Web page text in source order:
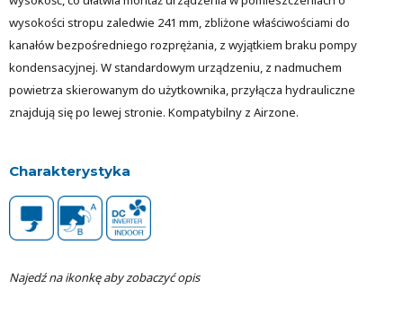
wysokości stropu zaledwie 241 mm, zbliżone właściwościami do
kanałów bezpośredniego rozprężania, z wyjątkiem braku pompy
kondensacyjnej. W standardowym urządzeniu, z nadmuchem
powietrza skierowanym do użytkownika, przyłącza hydrauliczne
znajdują się po lewej stronie. Kompatybilny z Airzone.
Charakterystyka
Najedź na ikonkę aby zobaczyć opis